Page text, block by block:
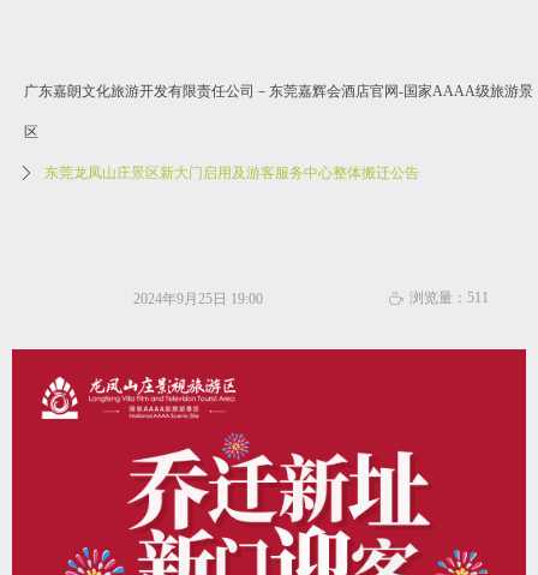
广东嘉朗文化旅游开发有限责任公司－东莞嘉辉会酒店官网-国家AAAA级旅游景
区
ꄲ 东莞龙凤山庄景区新大门启用及游客服务中心整体搬迁公告
2024年9月25日 19:00 ꄘ 浏览量： 511